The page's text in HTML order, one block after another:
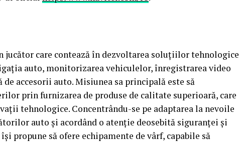
jucător care contează în dezvoltarea soluțiilor tehnologice
auto, monitorizarea vehiculelor, înregistrarea video
accesorii auto. Misiunea sa principală este să
prin furnizarea de produse de calitate superioară, care
tehnologice. Concentrându-se pe adaptarea la nevoile
auto și acordând o atenție deosebită siguranței și
propune să ofere echipamente de vârf, capabile să